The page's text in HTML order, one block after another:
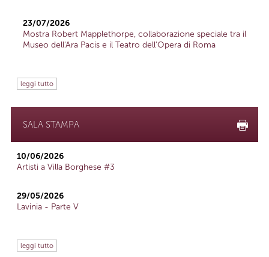
23/07/2026
Mostra Robert Mapplethorpe, collaborazione speciale tra il
Museo dell'Ara Pacis e il Teatro dell'Opera di Roma
leggi tutto
SALA STAMPA
10/06/2026
Artisti a Villa Borghese #3
29/05/2026
Lavinia - Parte V
leggi tutto